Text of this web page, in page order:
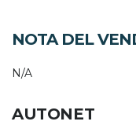
NOTA DEL
N/A
AUTONET